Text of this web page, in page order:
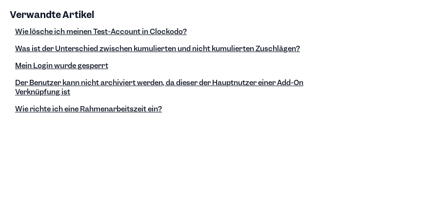
Verwandte Artikel
Wie lösche ich meinen Test-Account in Clockodo?
Was ist der Unterschied zwischen kumulierten und nicht kumulierten Zuschlägen?
Mein Login wurde gesperrt
Der Benutzer kann nicht archiviert werden, da dieser der Hauptnutzer einer Add-On
Verknüpfung ist
Wie richte ich eine Rahmenarbeitszeit ein?